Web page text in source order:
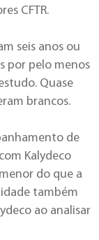
CFTR.
seis anos ou
por pelo menos
Quase
brancos.
de
Kalydeco
do que a
também
ao analisar